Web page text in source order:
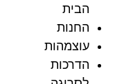
הבית
החנות
עוצמהות
הדרכות